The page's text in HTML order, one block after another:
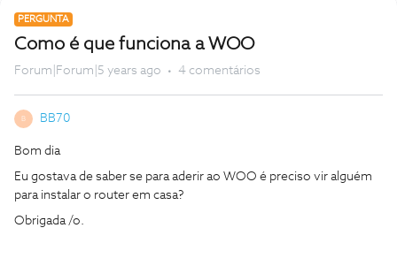
PERGUNTA
Como é que funciona a WOO
Forum|Forum|5 years ago 4 comentários
B BB70
Bom dia
Eu gostava de saber se para aderir ao WOO é preciso vir alguém
para instalar o router em casa?
Obrigada /o.